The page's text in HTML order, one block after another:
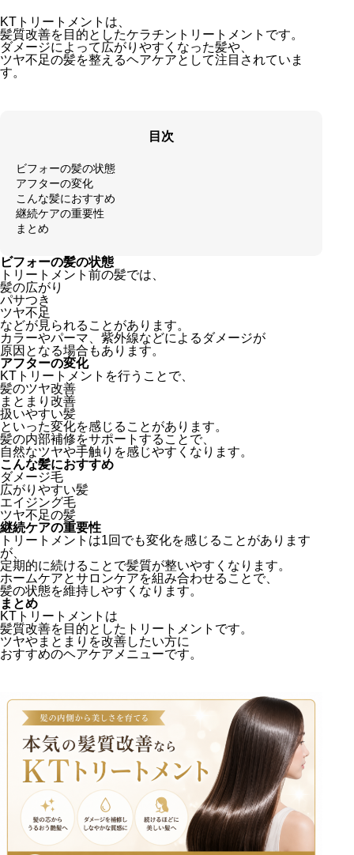
KTトリートメントは、
髪質改善を目的としたケラチントリートメントです。
ダメージによって広がりやすくなった髪や、
ツヤ不足の髪を整えるヘアケアとして注目されていま
す。
目次
ビフォーの髪の状態
アフターの変化
こんな髪におすすめ
継続ケアの重要性
まとめ
ビフォーの髪の状態
トリートメント前の髪では、
髪の広がり
パサつき
ツヤ不足
などが見られることがあります。
カラーやパーマ、紫外線などによるダメージが
原因となる場合もあります。
アフターの変化
KTトリートメントを行うことで、
髪のツヤ改善
まとまり改善
扱いやすい髪
といった変化を感じることがあります。
髪の内部補修をサポートすることで、
自然なツヤや手触りを感じやすくなります。
こんな髪におすすめ
ダメージ毛
広がりやすい髪
エイジング毛
ツヤ不足の髪
継続ケアの重要性
トリートメントは1回でも変化を感じることがあります
が、
定期的に続けることで髪質が整いやすくなります。
ホームケアとサロンケアを組み合わせることで、
髪の状態を維持しやすくなります。
まとめ
KTトリートメントは
髪質改善を目的としたトリートメントです。
ツヤやまとまりを改善したい方に
おすすめのヘアケアメニューです。